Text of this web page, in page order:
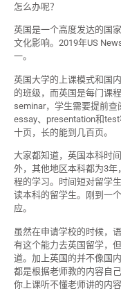
怎么办呢？
英国是一个高度发达的国
文化影响。2019年US
一。
英国大学的上课模式和国
的班级，而英国是每门课
seminar，学生需要提前查
essay、presentation和
十页，长的能到几百页。
大家都知道，英国本科时
外，其他地区本科都为3
程的学习。时间短对留学
读本科的留学生。刚到一
应。
虽然在申请学校的时候，
有这个能力去英国留学，
道。加上英国的并不像国
都是根据老师教的内容自
你上课听不懂老师讲的内